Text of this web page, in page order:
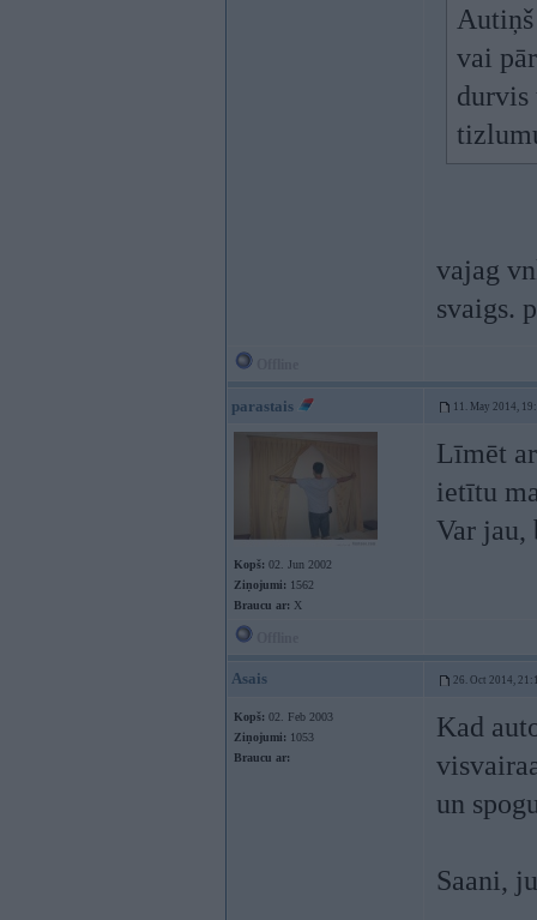
vai
durvis
vajag
svaigs.
parastais 11. May 2014,
Kopš: 02. Jun 2002
Ziņojumi: 1562
Braucu ar: X
Līmēt
ietītu
Var jau,
Asais 26. Oct 2014,
Kopš: 02. Feb 2003
Ziņojumi: 1053
Braucu ar:
Kad
un
Saani,